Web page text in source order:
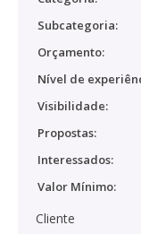
Subcategoria:
Orçamento:
Nível de
Visibilidade:
Propostas:
Interessados:
Valor Mínimo:
Cliente